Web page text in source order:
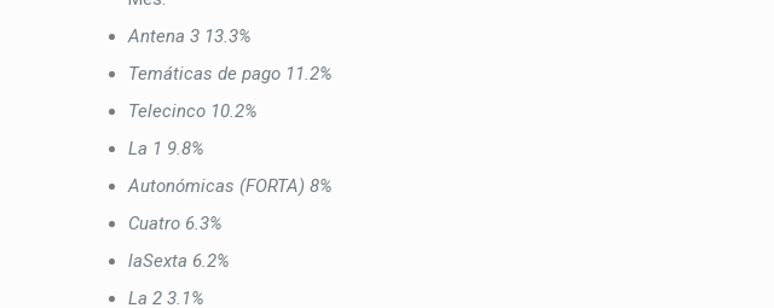
Antena 3 13.3%
Temáticas de pago 11.2%
Telecinco 10.2%
La 1 9.8%
Autonómicas (FORTA) 8%
Cuatro 6.3%
laSexta 6.2%
La 2 3.1%